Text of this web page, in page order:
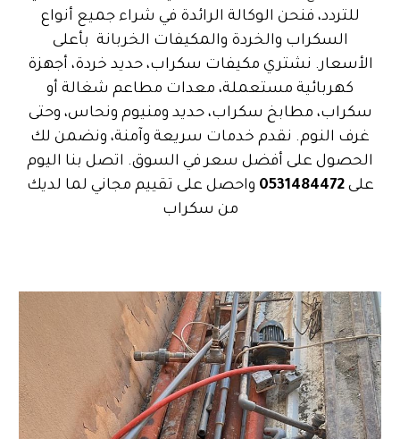
للتردد، فنحن الوكالة الرائدة في شراء جميع أنواع
السكراب والخردة والمكيفات الخربانة بأعلى
الأسعار. نشتري مكيفات سكراب،حديد خردة، أجهزة
كهربائية مستعملة، معدات مطاعم شغالة أو
سكراب، مطابخ سكراب، حديد ومنيوم ونحاس، وحتى
غرف النوم. نقدم خدمات سريعة وآمنة، ونضمن لك
الحصول على أفضل سعر في السوق. اتصل بنا اليوم
على0531484472 واحصل على تقييم مجاني لما لديك
من سكراب